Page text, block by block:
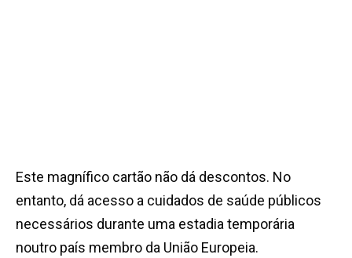
Este magnífico cartão não dá descontos. No
entanto, dá acesso a cuidados de saúde públicos
necessários durante uma estadia temporária
noutro país membro da União Europeia.